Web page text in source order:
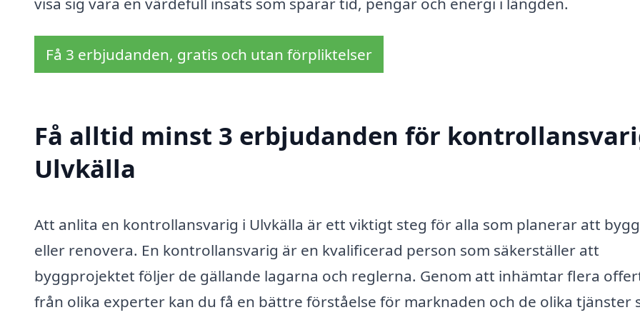
Få 3 erbjudanden, gratis och utan förpliktelser
Få alltid minst 3 erbjudanden för
Ulvkälla
Att anlita en kontrollansvarig i Ulvkälla är ett viktigt steg för alla som planerar att
eller renovera. En kontrollansvarig är en kvalificerad person som säkerställer att
byggprojektet följer de gällande lagarna och reglerna. Genom att inhämtar flera
från olika experter kan du få en bättre förståelse för marknaden och de olika tjänster